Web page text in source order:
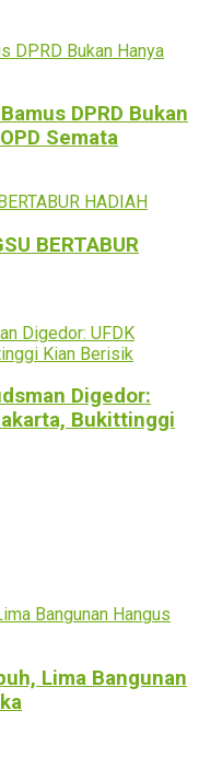
DPRD Bukan
Semata
BERTABUR
Digedor:
Bukittinggi
Lima Bangunan